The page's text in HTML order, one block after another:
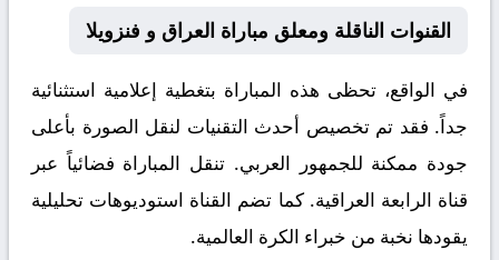
القنوات الناقلة ومعلق مباراة العراق و فنزويلا
في الواقع، تحظى هذه المباراة بتغطية إعلامية استثنائية
جداً. فقد تم تخصيص أحدث التقنيات لنقل الصورة بأعلى
جودة ممكنة للجمهور العربي. تنقل المباراة فضائياً عبر
قناة الرابعة العراقية. كما تضم القناة استوديوهات تحليلية
يقودها نخبة من خبراء الكرة العالمية.